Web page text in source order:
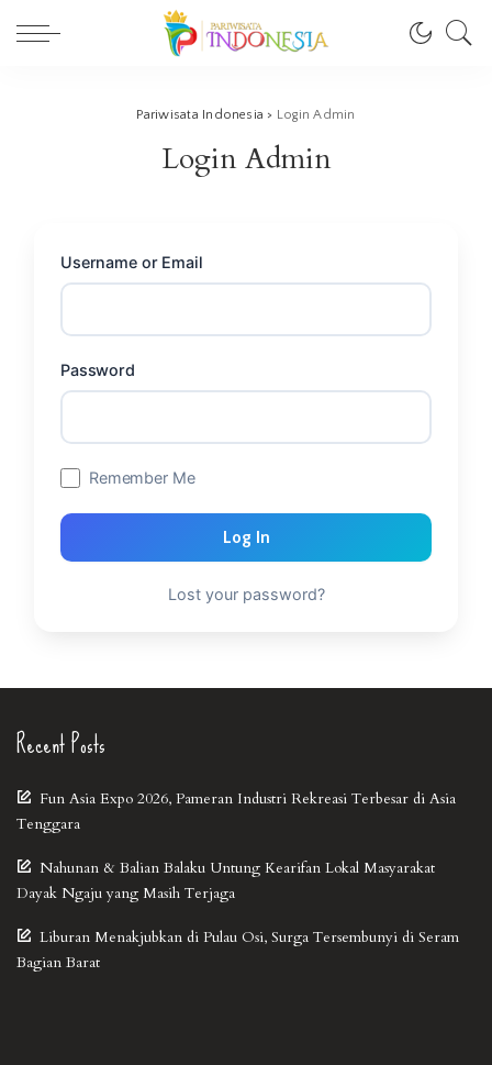
Pariwisata Indonesia > Login Admin
Login Admin
Username or Email
Password
Remember Me
Log In
Lost your password?
Recent Posts
Fun Asia Expo 2026, Pameran Industri Rekreasi Terbesar di Asia
Tenggara
Nahunan & Balian Balaku Untung Kearifan Lokal Masyarakat
Dayak Ngaju yang Masih Terjaga
Liburan Menakjubkan di Pulau Osi, Surga Tersembunyi di Seram
Bagian Barat